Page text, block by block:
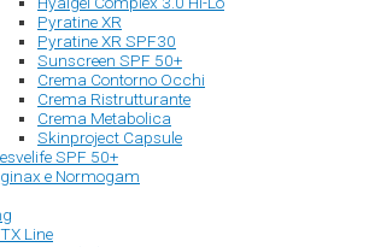
Pyratine XR
Pyratine XR SPF30
Sunscreen SPF 50+
Crema Contorno Occhi
Crema Ristrutturante
Crema Metabolica
Skinproject Capsule
SPF 50+
e Normogam
Line